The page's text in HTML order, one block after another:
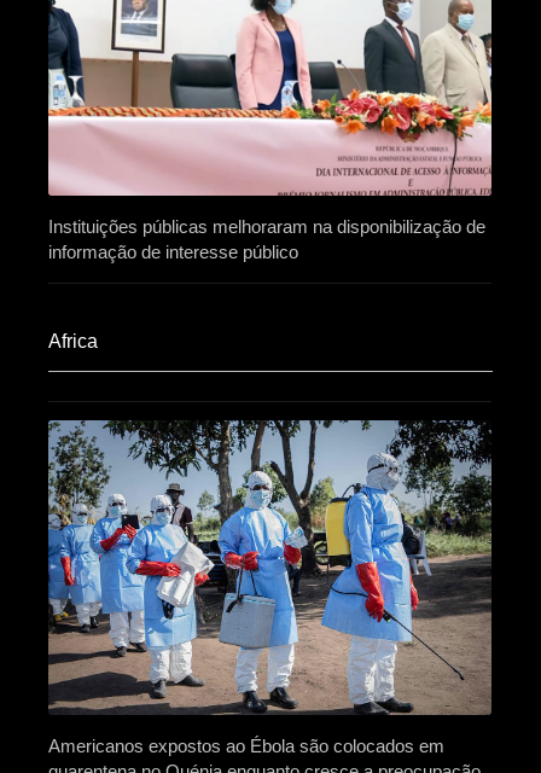
Instituições públicas melhoraram na disponibilização de
informação de interesse público
Africa​
Americanos expostos ao Ébola são colocados em